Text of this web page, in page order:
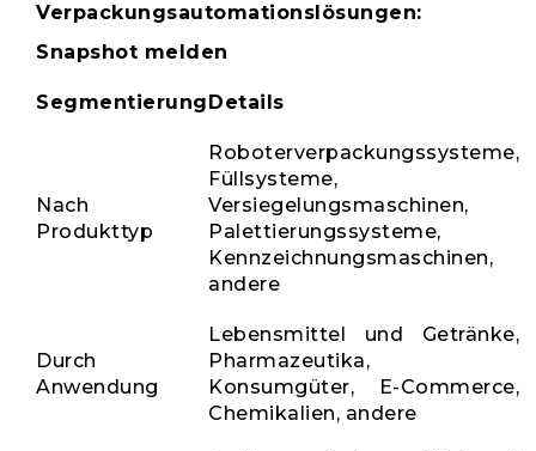
Verpackungsautomationslösungen:
Snapshot melden
SegmentierungDetails
Nach
Produkttyp
Roboterverpackungssysteme,
Füllsysteme,
Versiegelungsmaschinen,
Palettierungssysteme,
Kennzeichnungsmaschinen,
andere
Durch
Anwendung
Lebensmittel und Getränke,
Pharmazeutika,
Konsumgüter, E-Commerce,
Chemikalien, andere